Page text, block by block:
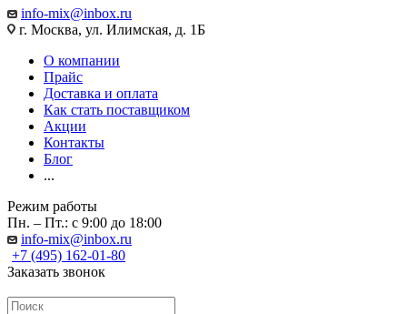
info-mix@inbox.ru
г. Москва, ул. Илимская, д. 1Б
О компании
Прайс
Доставка и оплата
Как стать поставщиком
Акции
Контакты
Блог
...
Режим работы
Пн. – Пт.: с 9:00 до 18:00
info-mix@inbox.ru
+7 (495) 162-01-80
Заказать звонок